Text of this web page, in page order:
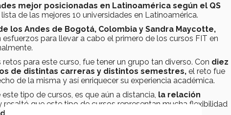
mejor posicionadas en Latinoamérica según el QS
de las mejores 10 universidades en Latinoamérica.
los Andes de Bogotá, Colombia y Sandra Maycotte,
esfuerzos para llevar a cabo el primero de los cursos FIT en
para este curso, fue tener un grupo tan diverso. Con diez
de distintas carreras y distintos semestres, el reto fue
de la misma y así enriquecer su experiencia académica.
tipo de cursos, es que aún a distancia, la relación
y resaltó que este tipo de cursos representan mucha flexibilidad
cualquier lugar.